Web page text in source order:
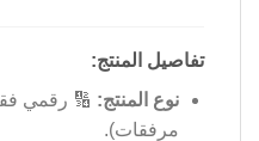
تفاصيل المنتج:
نوع المنتج:
مرفقات).